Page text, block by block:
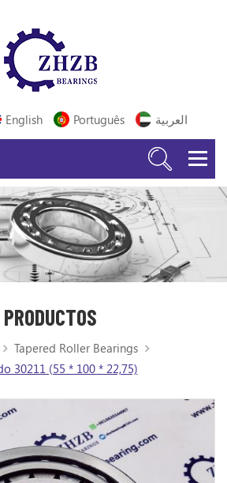
English Português العربية
PRODUCTOS
Tapered Roller Bearings
30211 (55 * 100 * 22,75)